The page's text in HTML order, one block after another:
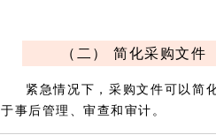
（二） 简化采购文件
紧急情况下，采购文件可以简
于事后管理、审查和审计。